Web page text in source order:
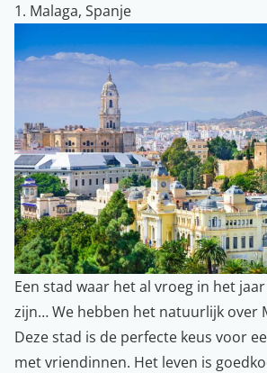
1. Malaga, Spanje
Een stad waar het al vroeg in het
zijn… We hebben het natuurlijk over
Deze stad is de perfecte keus voor
met vriendinnen. Het leven is